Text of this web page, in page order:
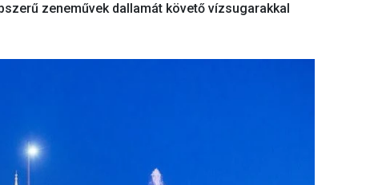
zeneművek dallamát követő vízsugarakkal